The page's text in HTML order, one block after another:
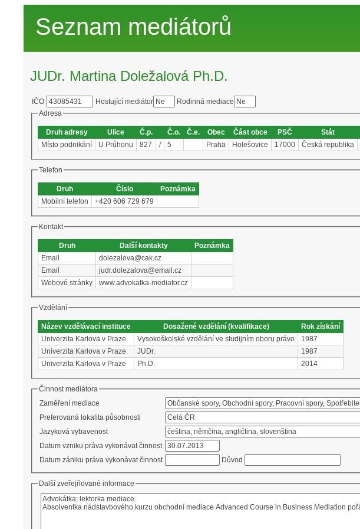
Seznam mediátorů
JUDr. Martina Doležalová Ph.D.
IČO Hostující mediátor
Rodinná mediace
Adresa
Druh adresy Ulice Č.p. Č.o. Č.e. Obec Část obce PSČ Stát
Místo podnikání
U Průhonu 827 / 5 Praha Holešovice 17000 Česká republika
Telefon
Druh Číslo
Poznámka
Mobilní telefon
+420 606 729 679
Kontakt
Druh Další kontakty
Poznámka
Email
dolezalova@cak.cz
Email
judr.dolezalova@email.cz
Webové stránky
www.advokatka-mediator.cz
Vzdělání
Název vzdělávací instituce Dosažené vzdělání (kvalifikace)
Rok získání
Univerzita Karlova v Praze
Vysokoškolské vzdělání ve studijním oboru právo
1987
Univerzita Karlova v Praze
JUDr.
1987
Univerzita Karlova v Praze
Ph.D. 2014
Činnost mediátora
Zaměření mediace
Preferovaná lokalita působnosti
Jazyková vybavenost
Datum vzniku práva vykonávat činnost
Datum zániku práva vykonávat činnost
Důvod
Další zveřejňované informace